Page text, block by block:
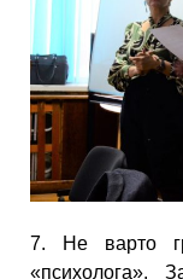
7. Не варто
«психолога».